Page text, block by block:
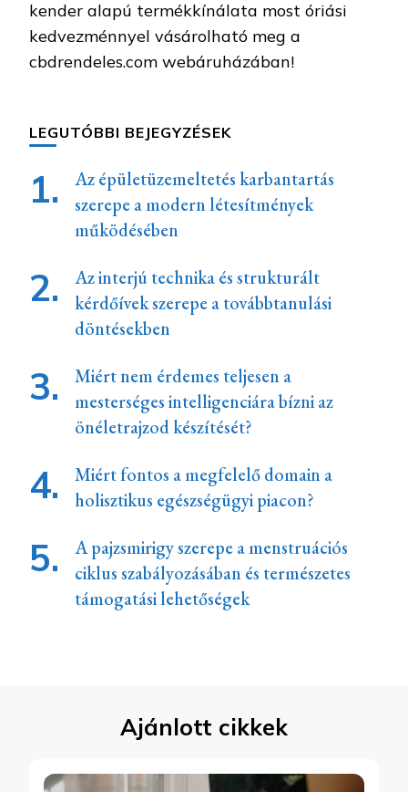
kender alapú termékkínálata most óriási
kedvezménnyel vásárolható meg a
cbdrendeles.com webáruházában!
LEGUTÓBBI BEJEGYZÉSEK
Az épületüzemeltetés karbantartás
szerepe a modern létesítmények
működésében
Az interjú technika és strukturált
kérdőívek szerepe a továbbtanulási
döntésekben
Miért nem érdemes teljesen a
mesterséges intelligenciára bízni az
önéletrajzod készítését?
Miért fontos a megfelelő domain a
holisztikus egészségügyi piacon?
A pajzsmirigy szerepe a menstruációs
ciklus szabályozásában és természetes
támogatási lehetőségek
Ajánlott cikkek